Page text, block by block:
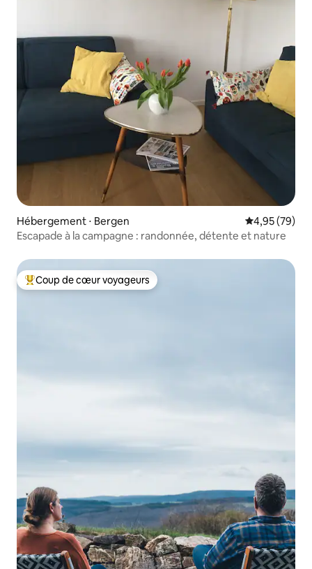
Hébergement ⋅ Bergen Évaluation
4,95 (79)
Escapade à la campagne : randonnée, détente et nature
Coups de cœur voyageurs les plus appréciés
Coup de cœur voyageurs